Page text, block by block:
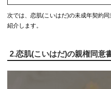
次では、恋肌(こいはだ)の未成年契約
紹介します。
2.恋肌(こいはだ)の親権同意